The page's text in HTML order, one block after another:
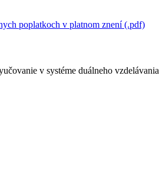
poplatkoch v platnom znení (.pdf)
v systéme duálneho vzdelávania